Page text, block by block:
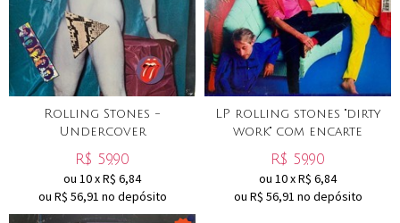
Rolling Stones -
Undercover
R$ 59,90
ou 10xR$ 6,84
ou R$ 56,91 no depósito
LP rolling stones "dirty
work" com encarte
R$ 59,90
ou 10xR$ 6,84
ou R$ 56,91 no depósito